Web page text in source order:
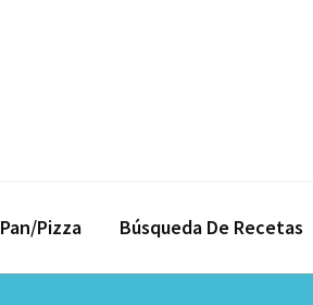
Pan/Pizza Búsqueda De Recetas